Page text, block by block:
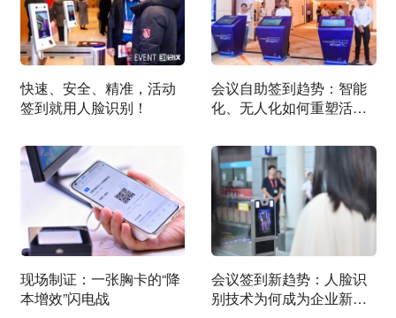
快速、安全、精准，活动
签到就用人脸识别！
会议自助签到趋势：智能
化、无人化如何重塑活动
现场制证：一张胸卡的“降
本增效”闪电战
会议签到新趋势：人脸识
别技术为何成为企业新